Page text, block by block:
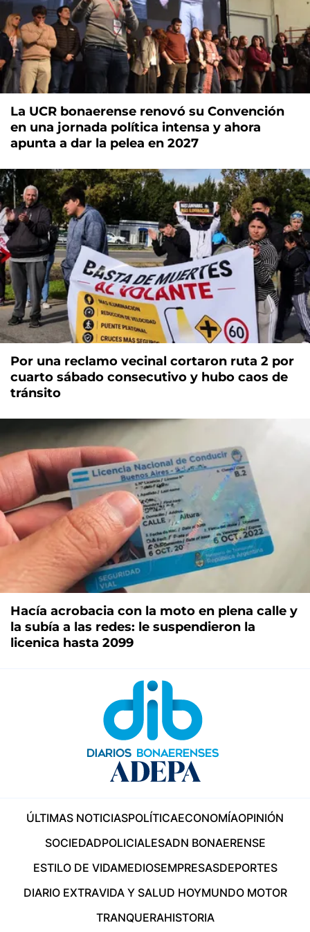
La UCR bonaerense renovó su Convención
en una jornada política intensa y ahora
apunta a dar la pelea en 2027
Por una reclamo vecinal cortaron ruta 2 por
cuarto sábado consecutivo y hubo caos de
tránsito
Hacía acrobacia con la moto en plena calle y
la subía a las redes: le suspendieron la
licenica hasta 2099
ÚLTIMAS NOTICIASPOLÍTICAECONOMÍAOPINIÓN
SOCIEDADPOLICIALESADN BONAERENSE
ESTILO DE VIDAMEDIOSEMPRESASDEPORTES
DIARIO EXTRAVIDA Y SALUD HOYMUNDO MOTOR
TRANQUERAHISTORIA